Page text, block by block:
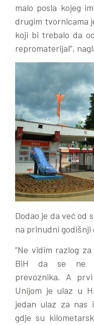
malo posla kojeg
drugim tvornicama
koji bi trebalo da
repromaterijal”,
Dodao je da već od
na prinudni godišnji
“Ne vidim razlog
BiH da se ne
prevoznika. A
Unijom je ulaz u
jedan ulaz za nas
gdje su